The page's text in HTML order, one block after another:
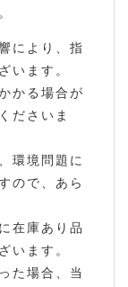
により、指
います。
かる場合が
ださいま
環境問題に
ので、あら
在庫あり品
います。
た場合、当